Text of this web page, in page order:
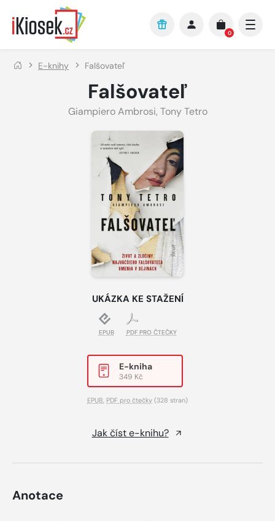
Přejít na hlavní obsah
0
E-knihy Falšovateľ
Falšovateľ
Giampiero Ambrosi, Tony Tetro
UKÁZKA KE STAŽENÍ
EPUB PDF PRO ČTEČKY
E-kniha
349 Kč
EPUB, PDF pro čtečky (328 stran)
Jak číst e-knihu?
Anotace